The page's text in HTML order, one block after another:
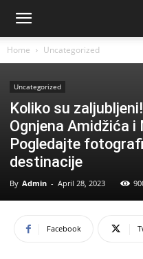
Home Uncategorized
Uncategorized
Koliko su
Ognjena Amidžića i
Pogledajte
destinacije
By Admin - April 28, 2023
Facebook